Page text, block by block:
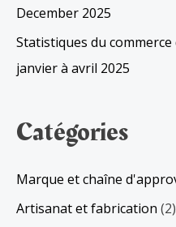
December 2025
Statistiques du commerce
janvier à avril 2025
Catégories
Marque et chaîne
Artisanat et fabrication (2)